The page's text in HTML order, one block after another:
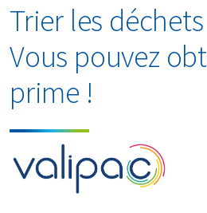
Trier les
Vous pouvez
prime !